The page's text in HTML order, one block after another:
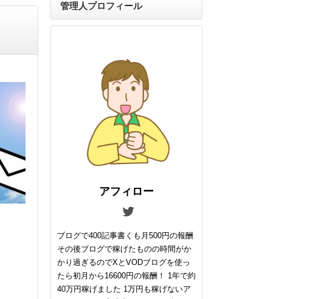
管理人プロフィール
アフィロー
ブログで400記事書くも月500円の報酬
その後ブログで稼げたものの時間がか
かり過ぎるのでXとVODブログを使っ
たら初月から16600円の報酬！ 1年で約
40万円稼げました 1万円も稼げないア